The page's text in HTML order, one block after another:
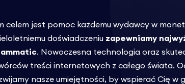
celem jest pomoc każdemu wydawcy w
doświadczeniu zapewniamy
. Nowoczesna technologia oraz
treści internetowych z całego świata.
nasze umiejętności, by wspierać Cię w